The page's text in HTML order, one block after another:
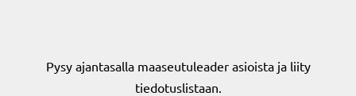
Pysy ajantasalla maaseutuleader asioista ja liity
tiedotuslistaan.